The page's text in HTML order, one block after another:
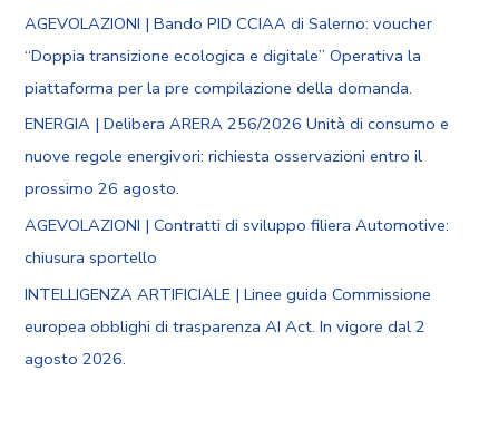
AGEVOLAZIONI | Bando PID CCIAA di Salerno: voucher
“Doppia transizione ecologica e digitale” Operativa la
piattaforma per la pre compilazione della domanda.
ENERGIA | Delibera ARERA 256/2026 Unità di consumo e
nuove regole energivori: richiesta osservazioni entro il
prossimo 26 agosto.
AGEVOLAZIONI | Contratti di sviluppo filiera Automotive:
chiusura sportello
INTELLIGENZA ARTIFICIALE | Linee guida Commissione
europea obblighi di trasparenza AI Act. In vigore dal 2
agosto 2026.